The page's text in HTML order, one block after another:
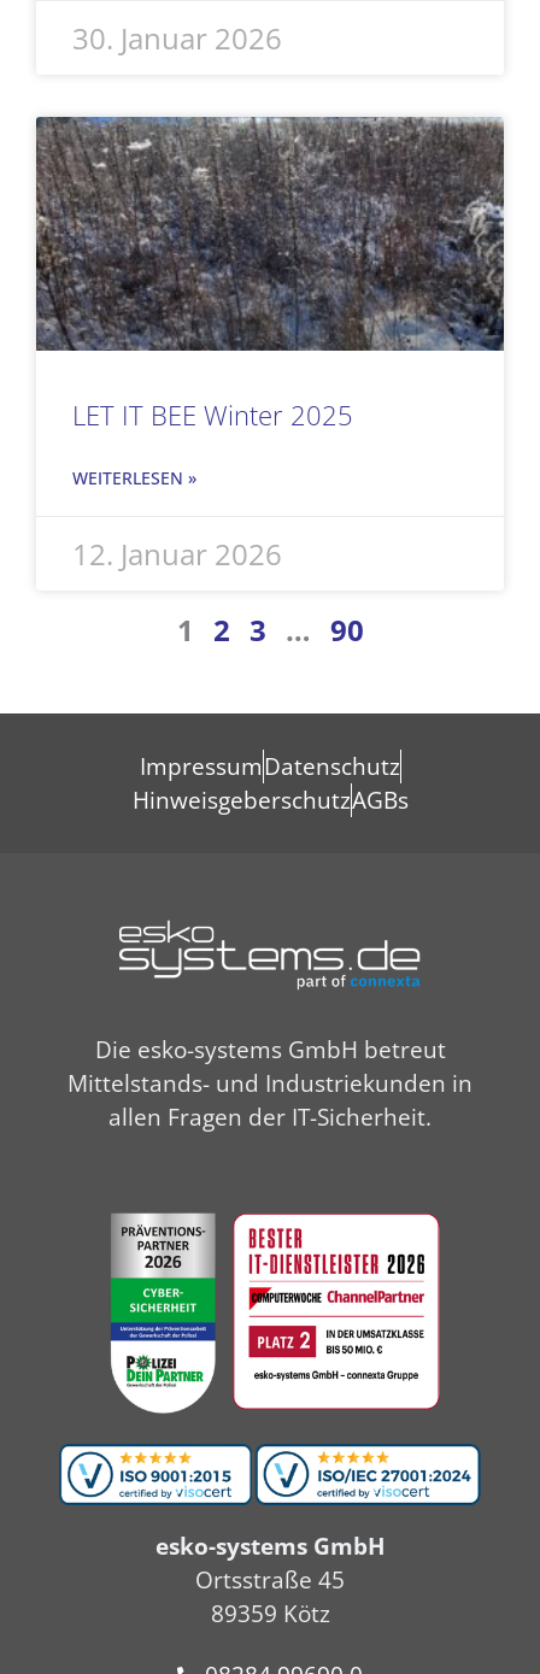
30. Januar 2026
LET IT BEE Winter 2025
WEITERLESEN »
12. Januar 2026
1 2 3 … 90
ImpressumDatenschutz
HinweisgeberschutzAGBs
Die esko-systems GmbH betreut
Mittelstands- und Industriekunden in
allen Fragen der IT-Sicherheit.
esko-systems GmbH
Ortsstraße 45
89359 Kötz